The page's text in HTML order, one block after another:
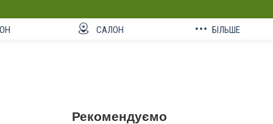
САЛОН БІЛЬШЕ
Рекомендуємо